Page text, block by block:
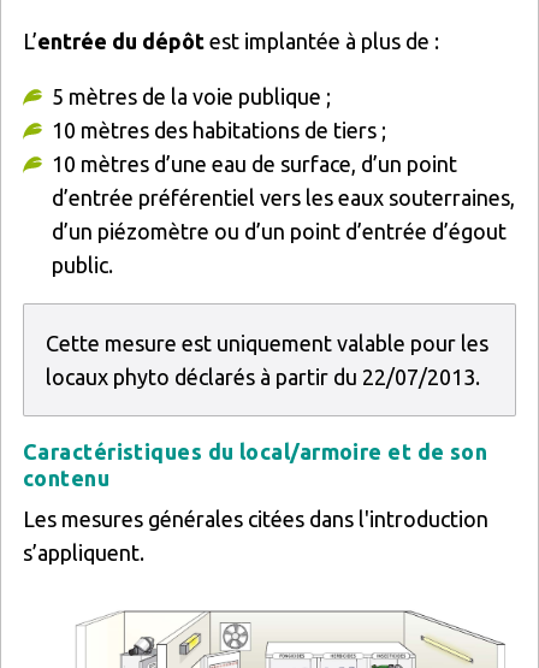
L’entrée du dépôt est implantée à plus de :
5 mètres de la voie publique ;
10 mètres des habitations de tiers ;
10 mètres d’une eau de surface, d’un point
d’entrée préférentiel vers les eaux souterraines,
d’un piézomètre ou d’un point d’entrée d’égout
public.
Cette mesure est uniquement valable pour les
locaux phyto déclarés à partir du 22/07/2013.
Caractéristiques du local/armoire et de son
contenu
Les mesures générales citées dans l'introduction
s’appliquent.